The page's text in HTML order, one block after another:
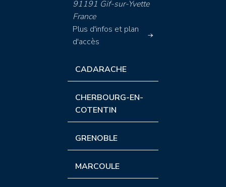
91191 Gif-sur-Yvette
France
Plus d'infos et plan
d'accès
CADARACHE
CHERBOURG-EN-
COTENTIN
GRENOBLE
MARCOULE